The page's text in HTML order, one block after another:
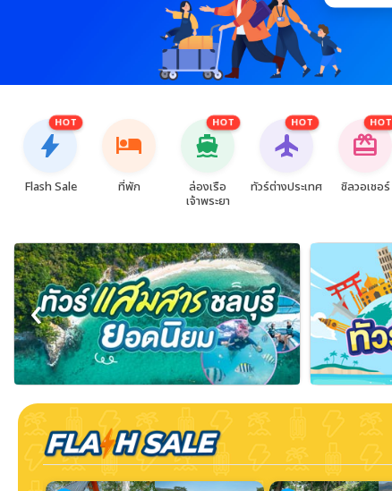
bolt
HOT
Flash Sale
hotel
ที่พัก
directions_boat
HOT
ล่องเรือ
เจ้าพระยา
flight
HOT
ทัวร์ต่างประเทศ
card_giftcard
HOT
ชิลวอเชอร์
‹